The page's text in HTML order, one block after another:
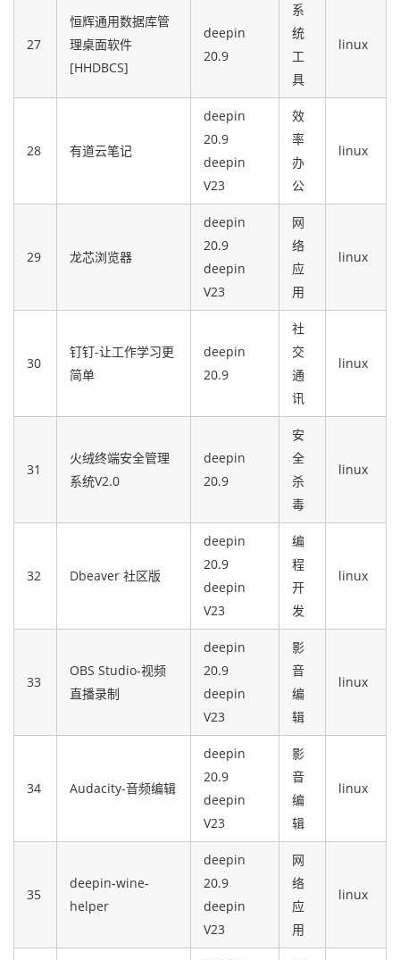
27
恒辉通用数据库管
理桌面软件
[HHDBCS]
deepin
20.9
系
统
工
具
linux
28 有道云笔记
deepin
20.9
deepin
V23
效
率
办
公
linux
29 龙芯浏览器
deepin
20.9
deepin
V23
网
络
应
用
linux
30
钉钉-让工作学习更
简单
deepin
20.9
社
交
通
讯
linux
31
火绒终端安全管理
系统V2.0
deepin
20.9
安
全
杀
毒
linux
32 Dbeaver 社区版
deepin
20.9
deepin
V23
编
程
开
发
linux
33
OBS Studio-视频
直播录制
deepin
20.9
deepin
V23
影
音
编
辑
linux
34 Audacity-音频编辑
deepin
20.9
deepin
V23
影
音
编
辑
linux
35
deepin-wine-
helper
deepin
20.9
deepin
V23
网
络
应
用
linux